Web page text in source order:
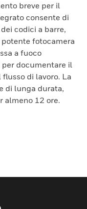
breve per il
consente di
codici a barre,
fotocamera
a fuoco
documentare il
di lavoro. La
di lunga durata,
almeno 12 ore.